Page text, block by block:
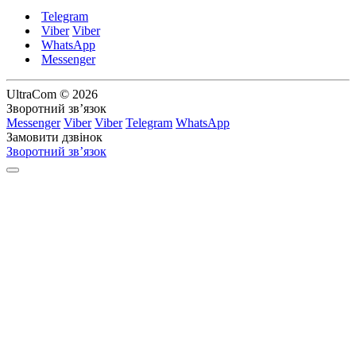
Telegram
Viber Viber
WhatsApp
Messenger
UltraCom © 2026
Зворотний зв’язок
Messenger Viber Viber Telegram WhatsApp
Замовити дзвінок
Зворотний зв’язок